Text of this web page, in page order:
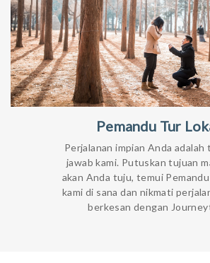
Pemandu Tur
Perjalanan impian Anda adalah
jawab kami. Putuskan tujuan
akan Anda tuju, temui
kami di sana dan nikmati
berkesan dengan